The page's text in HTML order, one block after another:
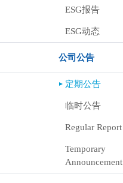
ESG报告
ESG动态
公司公告
定期公告
临时公告
Regular Report
Temporary
Announcement